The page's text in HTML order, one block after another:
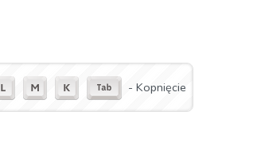
- Kopnięcie